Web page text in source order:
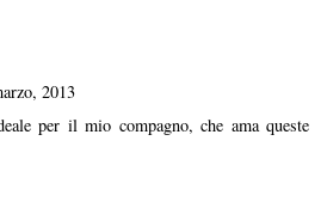
2013
per il mio compagno, che ama queste